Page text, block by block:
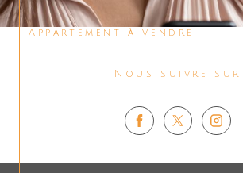
Appartement à vendre
Nous suivre sur